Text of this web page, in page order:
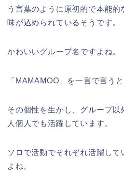
う言葉のように原初的で本能
味が込められているそうです。
かわいいグループ名ですよね。
「MAMAMOO」を一言で言う
その個性を生かし、グループ以
人個人でも活躍しています。
ソロで活動でそれぞれ活躍して
よね。